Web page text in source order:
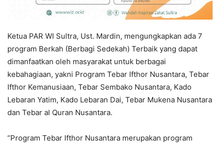
Ketua PAR WI Sultra, Ust. Mardin, mengungkapkan ada 7
program Berkah (Berbagi Sedekah) Terbaik yang dapat
dimanfaatkan oleh masyarakat untuk berbagai
kebahagiaan, yakni Program Tebar Ifthor Nusantara, Tebar
Ifthor Kemanusiaan, Tebar Sembako Nusantara, Kado
Lebaran Yatim, Kado Lebaran Dai, Tebar Mukena Nusantara
dan Tebar al Quran Nusantara.
“Program Tebar Ifthor Nusantara merupakan program